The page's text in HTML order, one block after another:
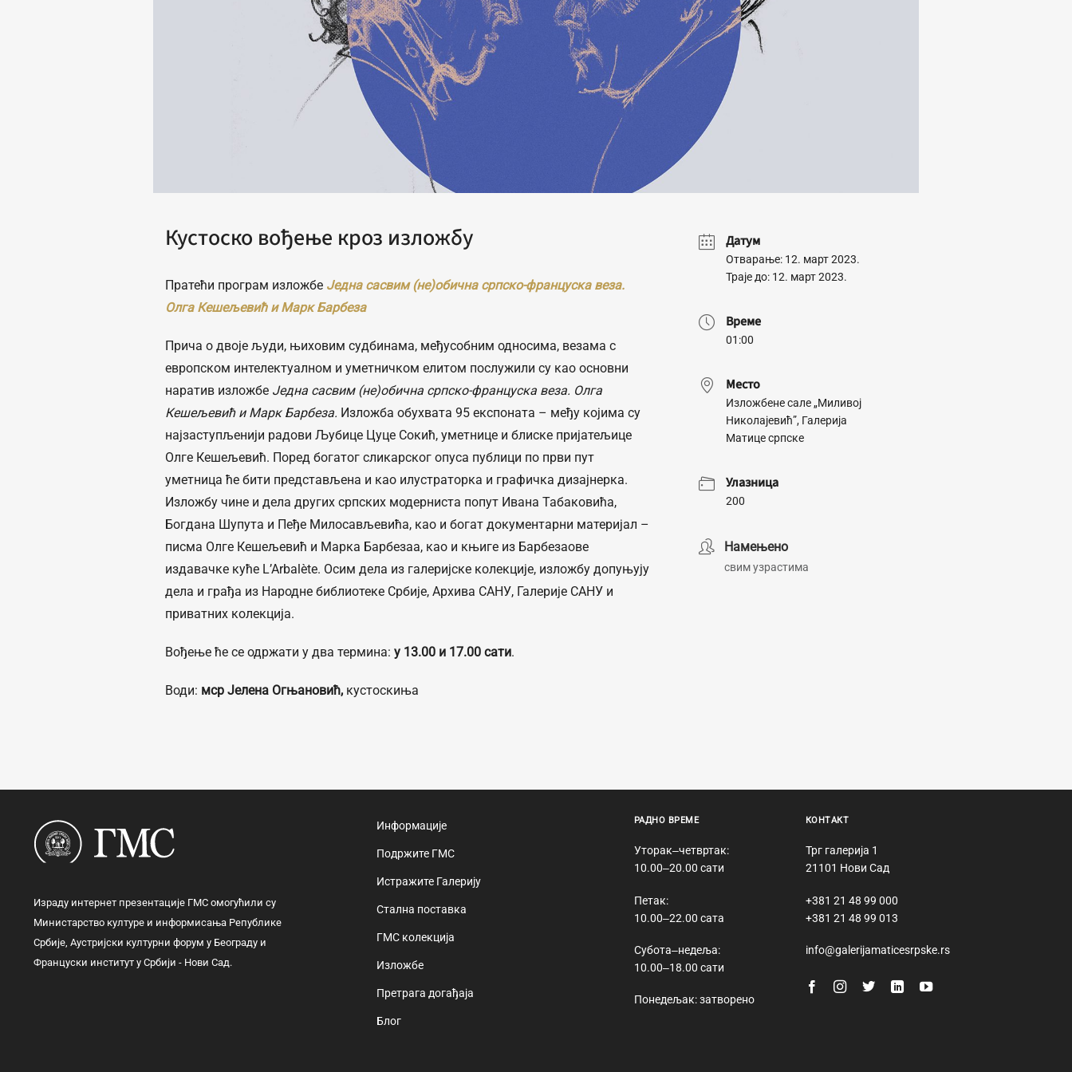
Кустоско вођење кроз изложбу
Пратећи програм изложбе Једна сасвим (не)обична српско-француска веза.
Олга Кешељевић и Марк Барбеза
Прича о двоје људи, њиховим судбинама, међусобним односима, везама с
европском интелектуалном и уметничком елитом послужили су као основни
наратив изложбе Једна сасвим (не)обична српско-француска веза. Олга
Кешељевић и Марк Барбеза. Изложба обухвата 95 експоната – међу којима су
најзаступљенији радови Љубице Цуце Сокић, уметнице и блиске пријатељице
Олге Кешељевић. Поред богатог сликарског опуса публици по први пут
уметница ће бити представљена и као илустраторка и графичка дизајнерка.
Изложбу чине и дела других српских модерниста попут Ивана Табаковића,
Богдана Шупута и Пеђе Милосављевића, као и богат документарни материјал –
писма Олге Кешељевић и Марка Барбезаа, као и књиге из Барбезаове
издавачке куће L’Arbalète. Осим дела из галеријске колекције, изложбу допуњују
дела и грађа из Народне библиотеке Србије, Архива САНУ, Галерије САНУ и
приватних колекција.
Вођење ће се одржати у два термина: у 13.00 и 17.00 сати.
Води: мср Јелена Огњановић, кустоскиња
Датум
Отварање: 12. март 2023.
Траје до: 12. март 2023.
Време
01:00
Место
Изложбене сале „Миливој
Николајевић”, Галерија
Матице српске
Улазница
200
Намењено
свим узрастима
Израду интернет презентације ГМС омогућили су
Министарство културе и информисања Републике
Србије, Аустријски културни форум у Београду и
Француски институт у Србији - Нови Сад.
Информације
Подржите ГМС
Истражите Галерију
Стална поставка
ГМС колекција
Изложбе
Претрага догађаја
Блог
РАДНО ВРЕМЕ
Уторак‒четвртак:
10.00‒20.00 сати
Петак:
10.00‒22.00 сата
Субота‒недеља:
10.00‒18.00 сати
Понедељак: затворено
КОНТАКТ
Трг галерија 1
21101 Нови Сад
+381 21 48 99 000
+381 21 48 99 013
info@galerijamaticesrpske.rs